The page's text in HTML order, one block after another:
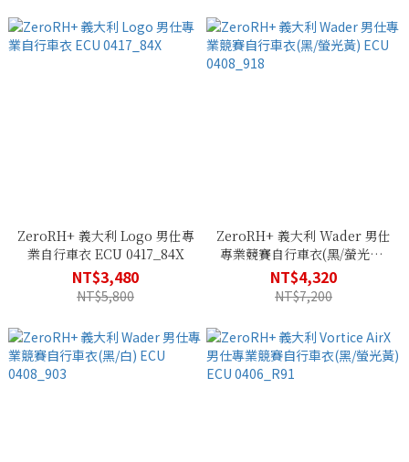
ZeroRH+ 義大利 Logo 男仕專
業自行車衣 ECU 0417_84X
NT$3,480
NT$5,800
ZeroRH+ 義大利 Wader 男仕
專業競賽自行車衣(黑/螢光黃)
ECU 0408_918
NT$4,320
NT$7,200